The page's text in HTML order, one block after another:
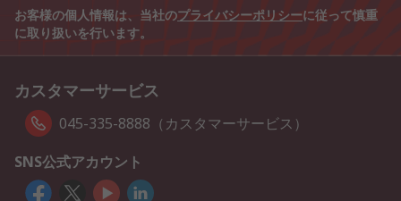
お客様の個人情報は、当社のプライバシーポリシーに従って慎重
に取り扱いを行います。
カスタマーサービス
045-335-8888（カスタマーサービス）
SNS公式アカウント